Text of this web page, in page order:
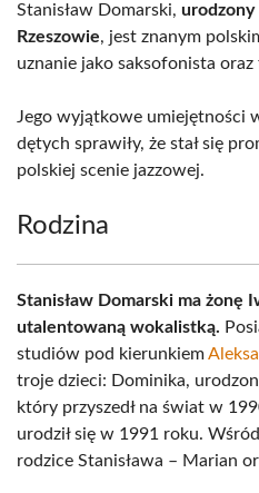
Stanisław Domarski,
Rzeszowie, jest znanym
uznanie jako saksofonista oraz
Jego wyjątkowe umiejętności
dętych sprawiły, że stał się
polskiej scenie jazzowej.
Rodzina
Stanisław Domarski ma żonę
utalentowaną wokalistką.
studiów pod kierunkiem
troje dzieci: Dominika,
który przyszedł na świat w
urodził się w 1991 roku.
rodzice Stanisława – Marian